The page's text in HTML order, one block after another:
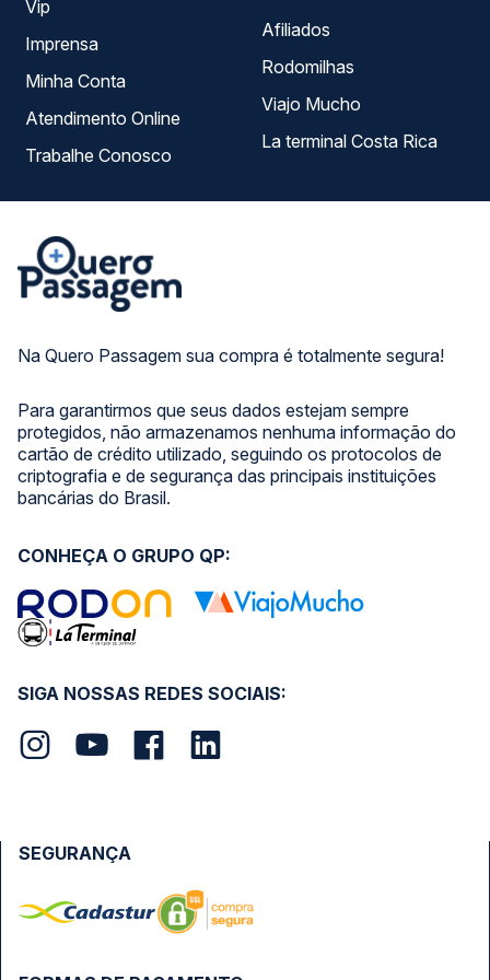
Na Quero Passagem sua compra é totalmente segura!
Para garantirmos que seus dados estejam sempre
protegidos, não armazenamos nenhuma informação do
cartão de crédito utilizado, seguindo os protocolos de
criptografia e de segurança das principais instituições
bancárias do Brasil.
Vip
Imprensa
Minha Conta
Atendimento Online
Trabalhe Conosco
Afiliados
Rodomilhas
Viajo Mucho
La terminal Costa Rica
SIGA NOSSAS REDES SOCIAIS:
CONHEÇA O GRUPO QP:
SEGURANÇA